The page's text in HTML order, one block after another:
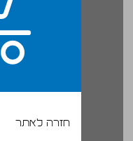
חזרה לאתר